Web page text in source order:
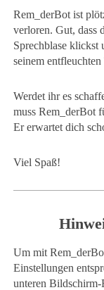
Rem_derBot ist
verloren. Gut, dass
Sprechblase klickst
seinem
Werdet ihr es
muss Rem_derBot
Er erwartet dich
Viel Spaß!
Um mit
Einstellungen
unteren